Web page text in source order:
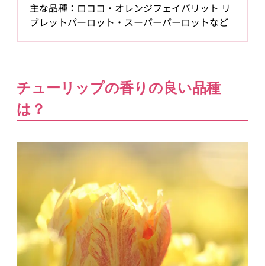
主な品種：ロココ・オレンジフェイバリット リ
ブレットパーロット・スーパーパーロットなど
チューリップの香りの良い品種
は？